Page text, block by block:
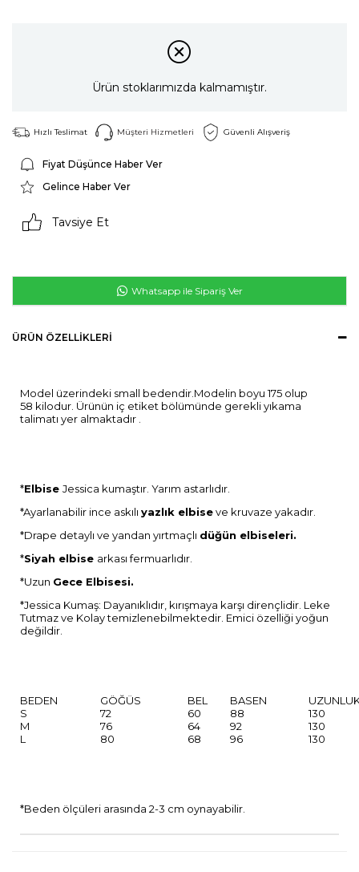
Ürün stoklarımızda kalmamıştır.
Hızlı Teslimat Müşteri Hizmetleri Güvenli Alışveriş
Fiyat Düşünce Haber Ver
Gelince Haber Ver
Tavsiye Et
Whatsapp ile Sipariş Ver
ÜRÜN ÖZELLIKLERI
Model üzerindeki small bedendir.Modelin boyu 175 olup
58 kilodur. Ürünün iç etiket bölümünde gerekli yıkama
talimatı yer almaktadır .
*Elbise Jessica kumaştır. Yarım astarlıdır.
*Ayarlanabilir ince askılı yazlık elbiseve kruvaze yakadır.
*Drape detaylı ve yandan yırtmaçlı düğün elbiseleri.
*Siyah elbise arkası fermuarlıdır.
*Uzun Gece Elbisesi.
*Jessica Kumaş: Dayanıklıdır, kırışmaya karşı dirençlidir. Leke
Tutmaz ve Kolay temizlenebilmektedir. Emici özelliği yoğun
değildir.
BEDEN GÖĞÜS BEL BASEN
S
72 60 88
130
M
76 64 92
130
L
80 68 96 130
*Beden ölçüleri arasında 2-3 cm oynayabilir.